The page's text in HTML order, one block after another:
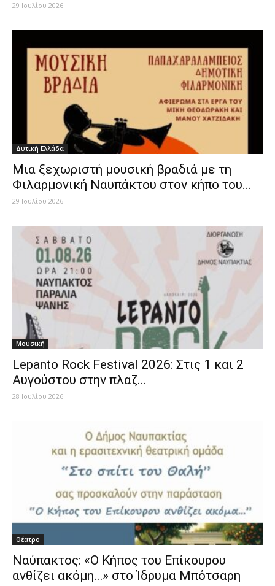
29 Ιουλίου 2026
Δυτική Ελλάδα
Μια ξεχωριστή μουσική βραδιά με τη
Φιλαρμονική Ναυπάκτου στον κήπο του...
29 Ιουλίου 2026
Μουσική
Lepanto Rock Festival 2026: Στις 1 και 2
Αυγούστου στην πλαζ...
28 Ιουλίου 2026
Θέατρο
Ναύπακτος: «Ο Κήπος του Επίκουρου
ανθίζει ακόμη…» στο Ίδρυμα Μπότσαρη